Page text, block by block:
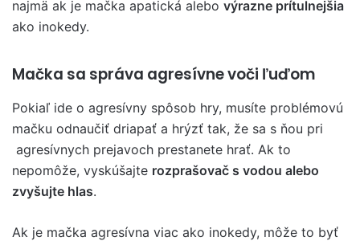
najmä ak je mačka apatická alebo výrazne prítulnejšia
ako inokedy.
Mačka sa správa agresívne voči ľuďom
Pokiaľ ide o agresívny spôsob hry, musíte problémovú
mačku odnaučiť driapať a hrýzť tak, že sa s ňou pri
agresívnych prejavoch prestanete hrať. Ak to
nepomôže, vyskúšajte rozprašovač s vodou alebo
zvyšujte hlas.
Ak je mačka agresívna viac ako inokedy, môže to byť